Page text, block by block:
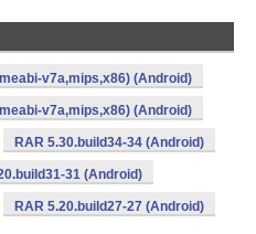
v7a,mips,x86) (Android)
v7a,mips,x86) (Android)
RAR 5.30.build34-34 (Android)
31 (Android)
RAR 5.20.build27-27 (Android)